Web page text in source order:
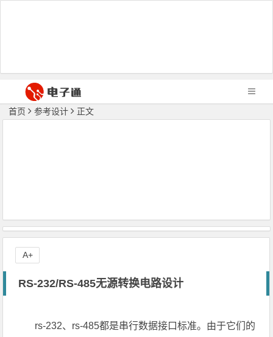
首页 参考设计 正文
RS-232/RS-485无源转换电路设计
rs-232、rs-485都是串行数据接口标准。由于它们的
A+